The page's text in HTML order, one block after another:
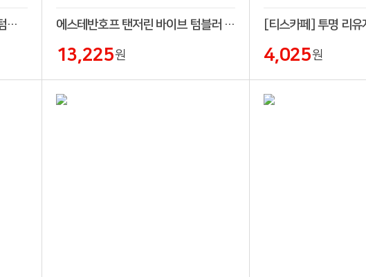
쉬젤 워터짐 보온보냉 스트로우 텀블러 900ml 에스테반호프 탠저린 바이브 텀블러 591ml
13,225원 4,025원